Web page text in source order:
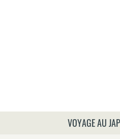
VOYAGE AU